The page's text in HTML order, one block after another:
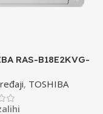
RAS-B18E2KVG-
SEIYA NEW
, TOSHIBA